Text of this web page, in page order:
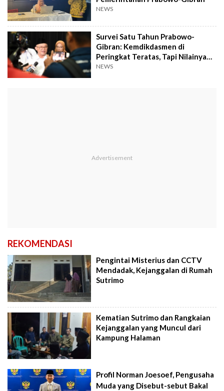
NEWS
Survei Satu Tahun Prabowo-
Gibran: Kemdikdasmen di
Peringkat Teratas, Tapi Nilainya
Tidak Istimewa
NEWS
REKOMENDASI
Pengintai Misterius dan CCTV
Mendadak, Kejanggalan di Rumah
Sutrimo
Kematian Sutrimo dan Rangkaian
Kejanggalan yang Muncul dari
Kampung Halaman
Profil Norman Joesoef, Pengusaha
Muda yang Disebut-sebut Bakal